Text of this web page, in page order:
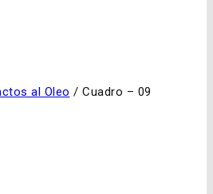
al Oleo / Cuadro – 09